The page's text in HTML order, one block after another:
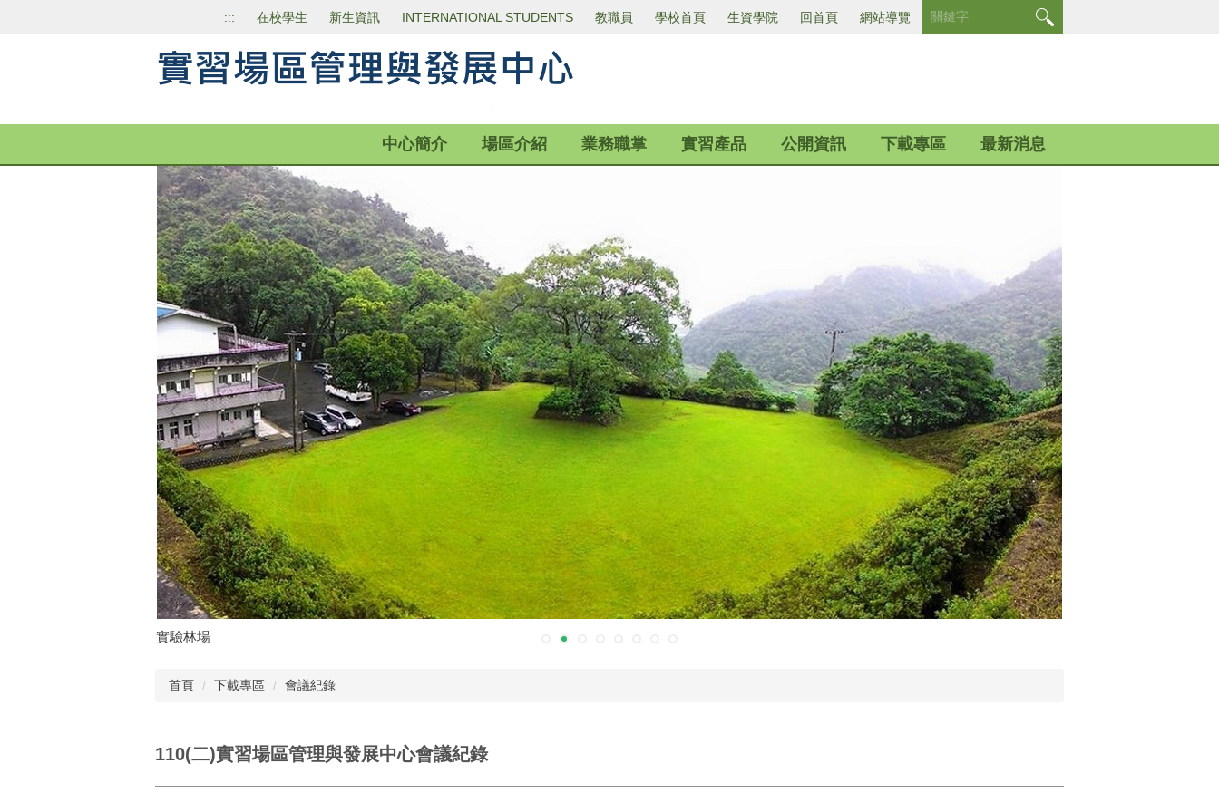
區
::: 在校學生 新生資訊 INTERNATIONAL STUDENTS 教職員 學校首頁 生資學院 回首頁 網站導覽
中心簡介 場區介紹 業務職掌 實習產品 公開資訊 下載專區 最新消息
實驗林場
首頁 下載專區 會議紀錄
110(二)實習場區管理與發展中心會議紀錄